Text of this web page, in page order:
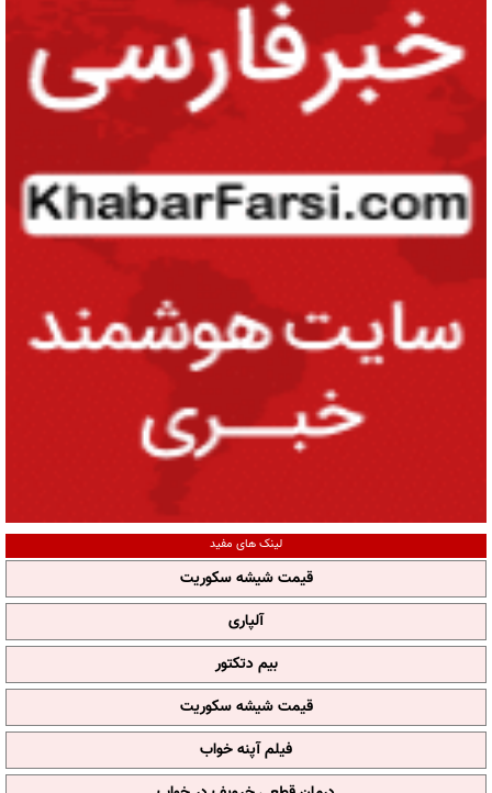
لینک های مفید
قیمت شیشه سکوریت
آلپاری
بیم دتکتور
قیمت شیشه سکوریت
فیلم آپنه خواب